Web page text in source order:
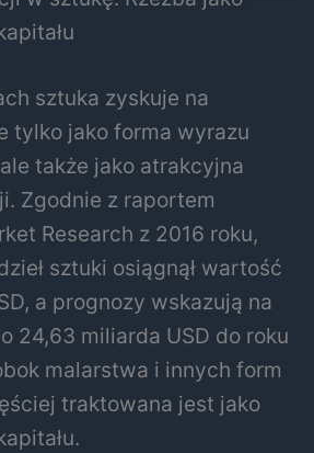
sztuka zyskuje na
tylko jako forma wyrazu
także jako atrakcyjna
Zgodnie z raportem
Research z 2016 roku,
sztuki osiągnął wartość
a prognozy wskazują na
24,63 miliarda USD do roku
malarstwa i innych form
traktowana jest jako